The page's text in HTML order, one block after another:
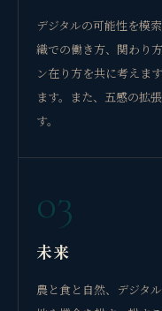
デジタルの可能性を模
織での働き方、関わり
ン在り方を共に考えま
ます。また、五感の拡
す。
03
未来
農と食と自然、デジタ